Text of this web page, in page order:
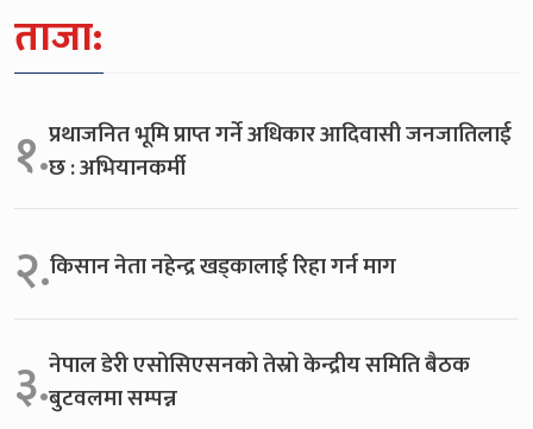
ताजा:
१.प्रथाजनित भूमि प्राप्त गर्ने अधिकार आदिवासी जनजातिलाई
छ : अभियानकर्मी
२.किसान नेता नहेन्द्र खड्कालाई रिहा गर्न माग
३.नेपाल डेरी एसोसिएसनको तेस्रो केन्द्रीय समिति बैठक
बुटवलमा सम्पन्न